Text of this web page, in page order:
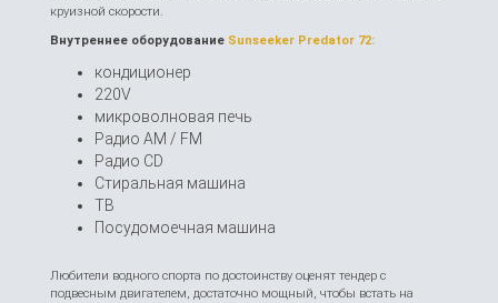
круизной скорости.
Внутреннее оборудование Sunseeker Predator 72:
кондиционер
220V
микроволновая печь
Радио AM / FM
Радио CD
Стиральная машина
ТВ
Посудомоечная машина
Любители водного спорта по достоинству оценят тендер с
подвесным двигателем, достаточно мощный, чтобы встать на